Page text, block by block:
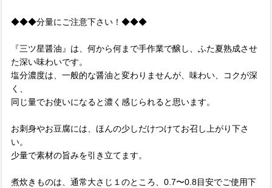
◆◆◆分量にご注意下さい！◆◆◆
『三ツ星醤油』は、何から何まで手作業で醸し、ふた夏熟成させ
た深い味わいです。
塩分濃度は、一般的な醤油と変わりませんが、味わい、コクが深
く、
同じ量でお使いになると濃く感じられると思います。
お刺身やお豆腐には、ほんの少しだけつけてお召し上がり下さ
い。
少量で素材の旨みを引き立てます。
煮炊きものは、通常大さじ１のところ、0.7〜0.8目安でご使用下